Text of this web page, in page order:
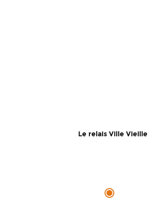
Le relais Ville Vieille